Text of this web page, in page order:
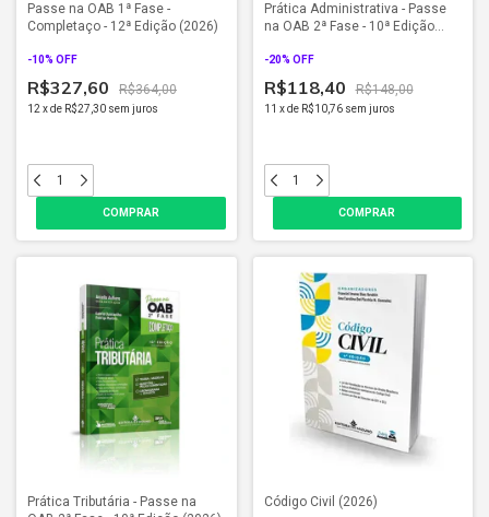
Passe na OAB 1ª Fase -
Completaço - 12ª Edição (2026)
-10% OFF
R$327,60 R$364,00
12xde R$27,30 sem juros
Prática Administrativa - Passe
na OAB 2ª Fase - 10ª Edição
-20% OFF
R$118,40 R$148,00
11 xde R$10,76 sem juros
Prática Tributária - Passe na
Código Civil (2026)